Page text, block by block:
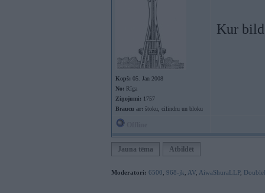
Kopš: 05. Jan 2008
No: Rīga
Ziņojumi: 1757
Braucu ar: štoku, cilindru un bloku
Kur
Jauna tēma Atbildēt
Moderatori: 6500 968-jk AV AiwaShuraLLP,